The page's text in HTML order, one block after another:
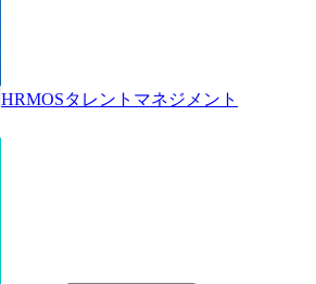
HRMOSタレントマネジメント